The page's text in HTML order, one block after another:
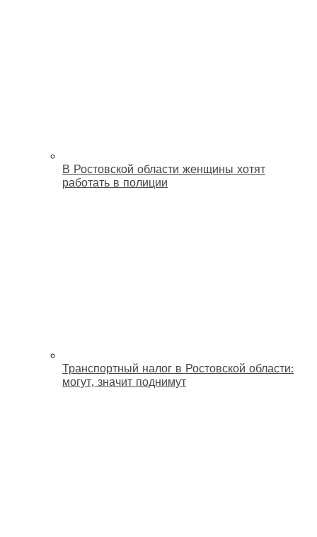
В Ростовской области женщины хотят
работать в полиции
Транспортный налог в Ростовской области:
могут, значит поднимут